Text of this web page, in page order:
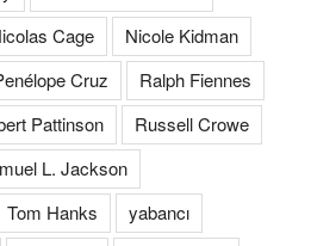
Cage
Nicole Kidman
Cruz
Ralph Fiennes
Pattinson
Russell Crowe
L. Jackson
Tom Hanks
yabancı